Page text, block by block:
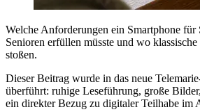
Welche Anforderungen ein Smartphone für
Senioren erfüllen müsste und wo
stoßen.
Dieser Beitrag wurde in das neue
überführt: ruhige Leseführung, große
ein direkter Bezug zu digitaler Teilhabe im